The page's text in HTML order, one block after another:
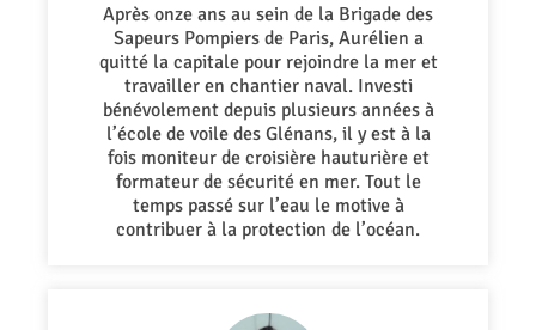
Après onze ans au sein de la Brigade des
Sapeurs Pompiers de Paris, Aurélien a
quitté la capitale pour rejoindre la mer et
travailler en chantier naval. Investi
bénévolement depuis plusieurs années à
l’école de voile des Glénans, il y est à la
fois moniteur de croisière hauturière et
formateur de sécurité en mer. Tout le
temps passé sur l’eau le motive à
contribuer à la protection de l’océan.